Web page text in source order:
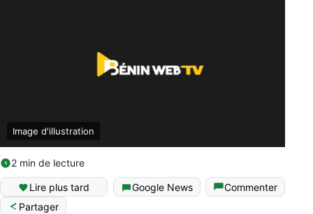
Image d'illustration
2 min de lecture
Lire plus tard Google News
Commenter
Partager